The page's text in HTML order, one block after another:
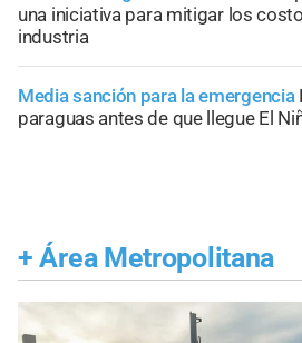
una iniciativa para mitigar los
industria
Media sanción para la emergencia
paraguas antes de que llegue El
+ Área Metropolitana